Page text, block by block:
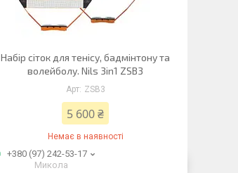
Набір сіток для тенісу, бадмінтону та
волейболу. Nils 3in1 ZSB3
ZSB3
5 600 ₴
Немає в наявності
+380 (97) 242-53-17
Микола